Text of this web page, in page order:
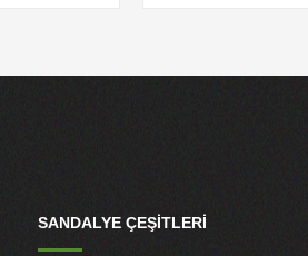
SANDALYE ÇEŞITLERI